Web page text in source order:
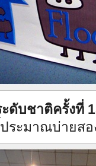
ดับชาติครั้งที่
ะมาณบ่ายสอ